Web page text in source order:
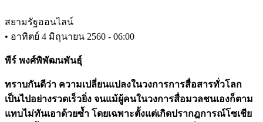
สยามรัฐออนไลน์
• อาทิตย์ 4 มิถุนายน 2560 - 06:00
พีร์ พงศ์พิพัฒนพันธุ์
ทราบกันดีว่า ความเปลี่ยนแปลงในวงการการสื่อสารทั่วโลก
เป็นไปอย่างรวดเร็วยิ่ง จนแม้ผู้คนในวงการสื่อมวลชนเองก็ตาม
แทบไม่ทันเอาด้วยซ้ำ โดยเฉพาะตั้งแต่เกิดปรากฎการณ์โซเชีย